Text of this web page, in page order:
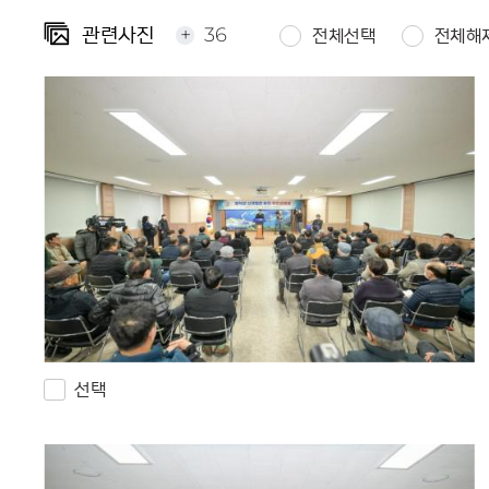
관련사진 + 36 전체선택 전체해
선택